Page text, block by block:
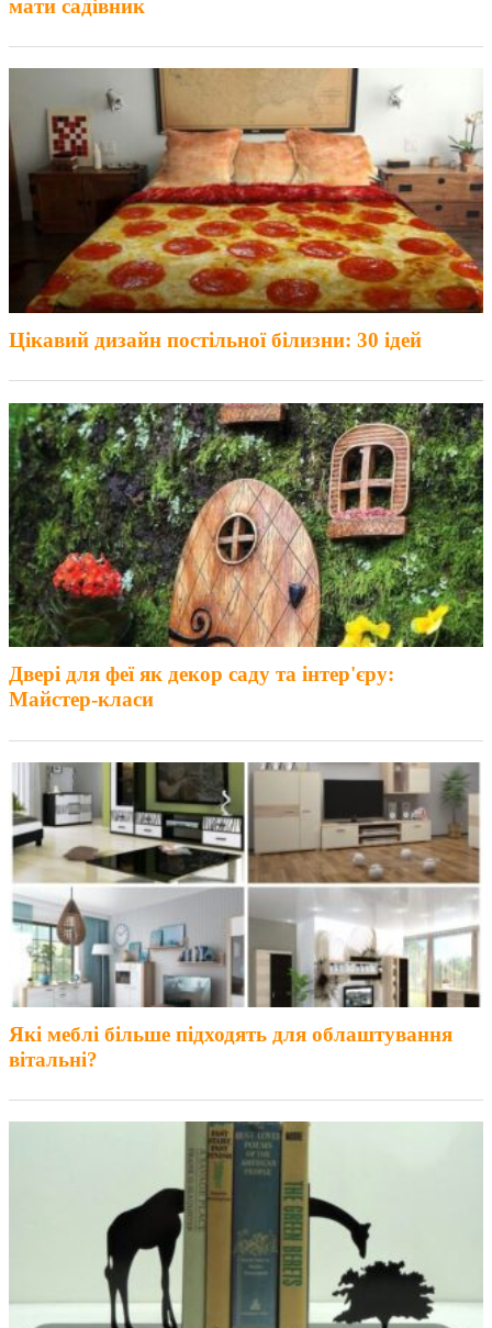
мати садівник
Цікавий дизайн постільної білизни: 30 ідей
Двері для феї як декор саду та інтер'єру:
Майстер-класи
Які меблі більше підходять для облаштування
вітальні?